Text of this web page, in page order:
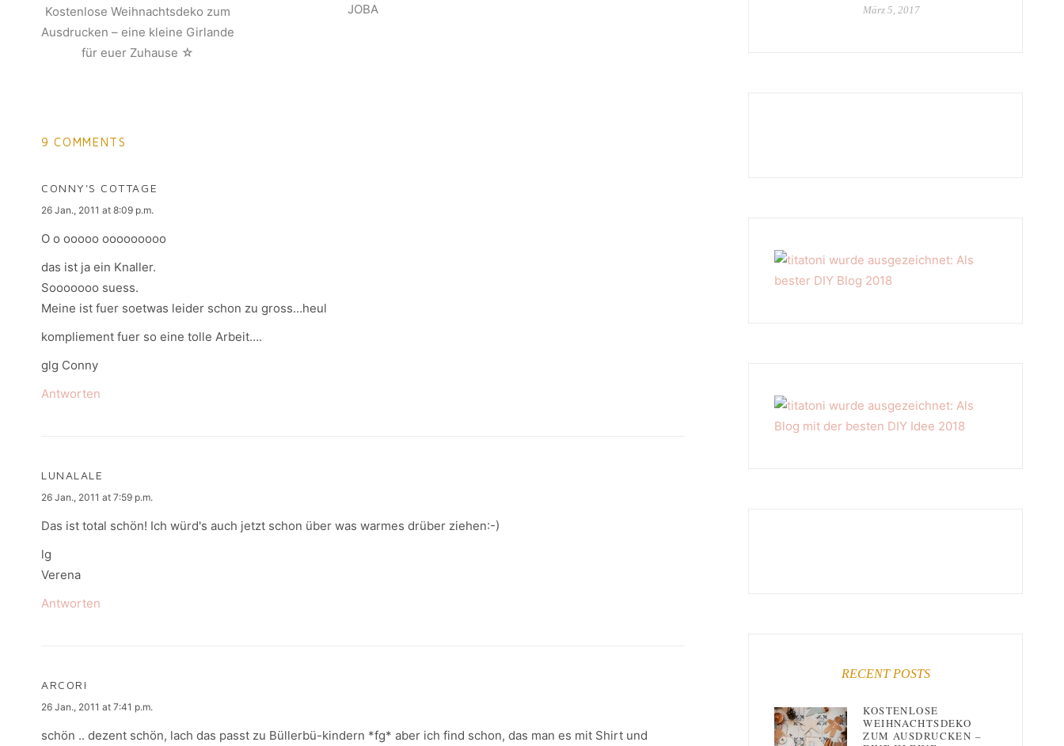
Kostenlose Weihnachtsdeko zum
Ausdrucken – eine kleine Girlande
für euer Zuhause ☆
JOBA
9 COMMENTS
CONNY'S COTTAGE
says:
26 Jan., 2011 at 8:09 p.m.
O o ooooo ooooooooo
das ist ja ein Knaller.
Sooooooo suess.
Meine ist fuer soetwas leider schon zu gross…heul
kompliement fuer so eine tolle Arbeit….
glg Conny
Antworten
LUNALALE
says:
26 Jan., 2011 at 7:59 p.m.
Das ist total schön! Ich würd's auch jetzt schon über was warmes drüber ziehen:-)
lg
Verena
Antworten
ARCORI
says:
26 Jan., 2011 at 7:41 p.m.
schön .. dezent schön, lach das passt zu Büllerbü-kindern *fg* aber ich find schon, das man es mit Shirt und
März 5, 2017
RECENT POSTS
KOSTENLOSE
WEIHNACHTSDEKO
ZUM AUSDRUCKEN –